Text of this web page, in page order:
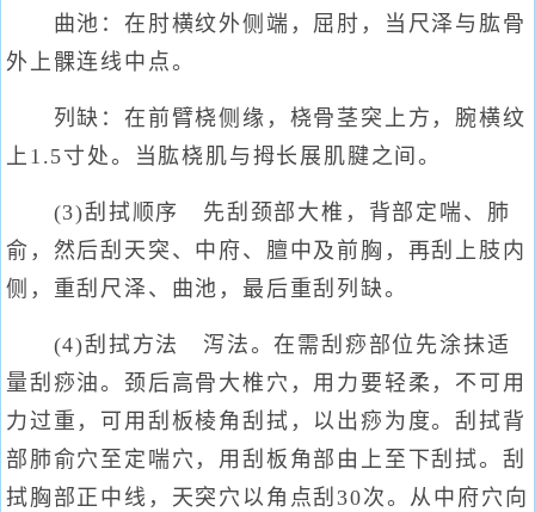
曲池：在肘横纹外侧端，屈肘，当尺泽与肱骨
外上髁连线中点。
列缺：在前臂桡侧缘，桡骨茎突上方，腕横纹
上1.5寸处。当肱桡肌与拇长展肌腱之间。
(3)刮拭顺序 先刮颈部大椎，背部定喘、肺
俞，然后刮天突、中府、膻中及前胸，再刮上肢内
侧，重刮尺泽、曲池，最后重刮列缺。
(4)刮拭方法 泻法。在需刮痧部位先涂抹适
量刮痧油。颈后高骨大椎穴，用力要轻柔，不可用
力过重，可用刮板棱角刮拭，以出痧为度。刮拭背
部肺俞穴至定喘穴，用刮板角部由上至下刮拭。刮
拭胸部正中线，天突穴以角点刮30次。从中府穴向